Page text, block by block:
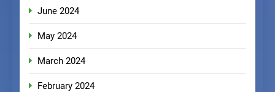
June 2024
May 2024
March 2024
February 2024